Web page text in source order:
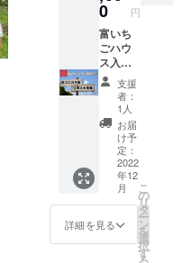
ジャム
原材料
名：い
ちご
（富い
ち
ご）、
砂糖 内
容量：
１４０
ｇ 保存
方法：
直射日
光を避
で保管
下さ
スがご
ざいま
せん。
・オリ
ジナル
レシピ
は、大
阪青山
大学健
康栄養
学科と
連携
し、管
指す学
生と共
ダーで
ある一
般社団
法人未
来環境
エネル
ギー坂
東より
お礼の
メール
（2021
年11月
頃）
および
録動画
（2022
ビに含
鉄やカ
リウム
などの
微量成
分を大
切に生
かし
た、
しっと
りタイ
プの砂
糖で
す。 ・
自然栽
２０２
１年１
２月１
１日
（土）
１０時
～１３
時 額
縁排水
作業＋
整地作
業 ２０
２２
年 １
月１５
日
トで
す。
【自然
栽培
箕面富
いちご
ジャム
１４０
ｇ】 ・
オーガ
ニック
ミネラ
ルシュ
ガー使
用 サ
トウキ
ビに含
0 円
富いち
ごハウ
ス入口
横に２
０２５
年大阪
万博終
了まで
掲示さ
せてい
ただき
ます。
・２０
２５年
大阪万
支援
者：
1人
お届
け予
定：
2022
年12
月
詳細を見る
こ
の
リ
タ
ー
ン
を
選
択
す